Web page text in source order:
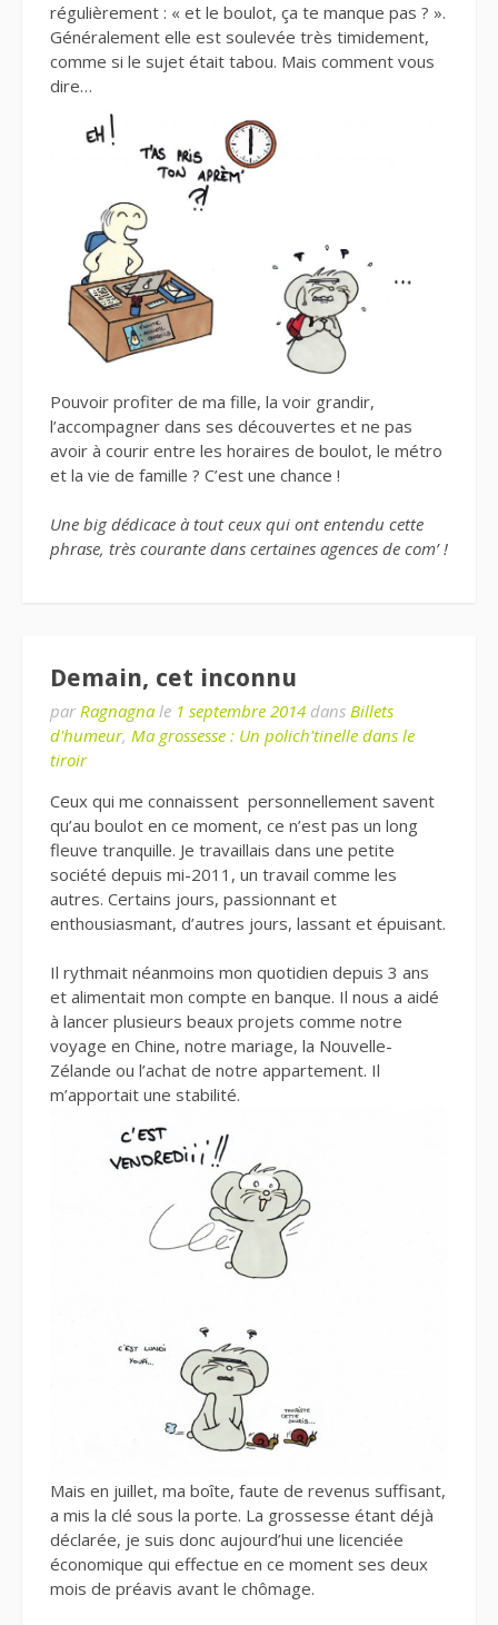
régulièrement : « et le boulot, ça te manque pas ? ».
Généralement elle est soulevée très timidement,
comme si le sujet était tabou. Mais comment vous
dire…
Pouvoir profiter de ma fille, la voir grandir,
l’accompagner dans ses découvertes et ne pas
avoir à courir entre les horaires de boulot, le métro
et la vie de famille ? C’est une chance !
Une big dédicace à tout ceux qui ont entendu cette
phrase, très courante dans certaines agences de com’ !
Demain, cet inconnu
par Ragnagna le 1 septembre 2014 dans Billets
d'humeur, Ma grossesse : Un polich'tinelle dans le
tiroir
Ceux qui me connaissent personnellement savent
qu’au boulot en ce moment, ce n’est pas un long
fleuve tranquille. Je travaillais dans une petite
société depuis mi-2011, un travail comme les
autres. Certains jours, passionnant et
enthousiasmant, d’autres jours, lassant et épuisant.
Il rythmait néanmoins mon quotidien depuis 3 ans
et alimentait mon compte en banque. Il nous a aidé
à lancer plusieurs beaux projets comme notre
voyage en Chine, notre mariage, la Nouvelle-
Zélande ou l’achat de notre appartement. Il
m’apportait une stabilité.
Mais en juillet, ma boîte, faute de revenus suffisant,
a mis la clé sous la porte. La grossesse étant déjà
déclarée, je suis donc aujourd’hui une licenciée
économique qui effectue en ce moment ses deux
mois de préavis avant le chômage.